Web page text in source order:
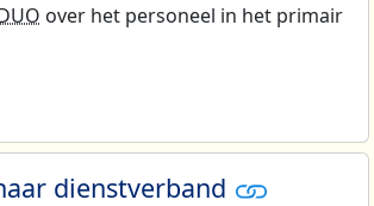
over het personeel in het primair
dienstverband